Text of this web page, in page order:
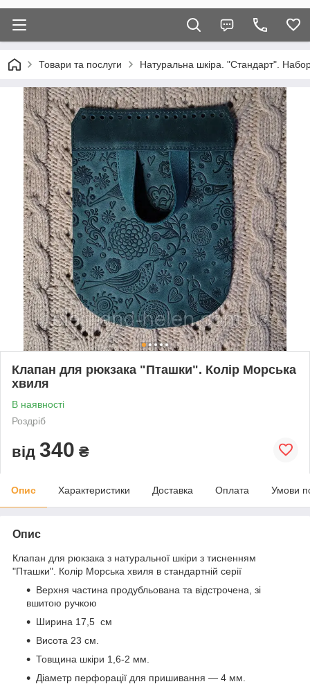
Товари та послуги Натуральна шкіра. "Стандарт".
Клапан для рюкзака "Пташки". Колір Морська
хвиля
В наявності
Роздріб
від 340 ₴
Опис Характеристики Доставка Оплата Умови
Опис
Клапан для рюкзака з натуральної шкіри з тисненням
"Пташки". Колір Морська хвиля в стандартній серії
Верхня частина продубльована та відстрочена, зі
вшитою ручкою
Ширина 17,5 см
Висота 23 см.
Товщина шкіри 1,6-2 мм.
Діаметр перфорації для пришивання — 4 мм.